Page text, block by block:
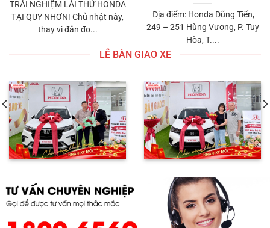
TRẢI NGHIỆM LÁI THỬ HONDA
TẠI QUY NHƠN! Chủ nhật này,
thay vì đắn đo...
️ Địa điểm: Honda Dũng Tiến,
249 – 251 Hùng Vương, P. Tuy
Hòa, T....
LỄ BÀN GIAO XE